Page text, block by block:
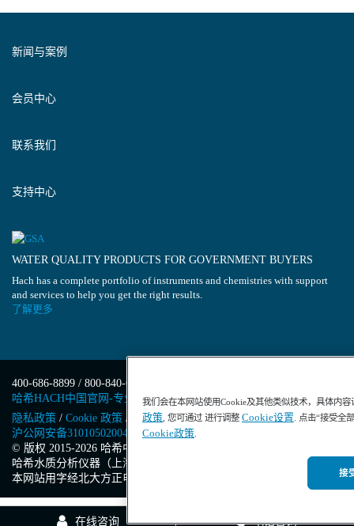
新闻与案例
会员中心
联系我们
支持中心
WATER QUALITY PRODUCTS FOR GOVERNMENT BUYERS
Hach has a complete portfolio of instruments and chemistries with support
and services to help you get the right results.
了解更多
400-686-8899 / 800-840-6026
哈希HACH中国官网-专业水质分析仪器
隐私政策 / Cookie 政策 / Cookie 设置/沪ICP备13034148号-4/
沪公网安备31010502004971号/沪(浦)应急管危经许[2023]201871
© 版权 2015-2026 哈希中国版权所有
哈希水质分析仪器（上海）有限公司
本网站用字经北大方正电子有限公司授权许可
在线咨询 电话咨询
我们会在本网站使用Cookie及其他类似技术，具体内
政策, 您可通过 进行调整 Cookie设置. 点击“接受全
Cookie政策.
接